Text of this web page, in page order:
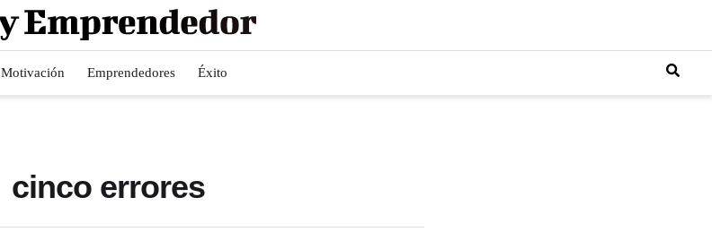
Motivación Emprendedores Éxito
cinco errores